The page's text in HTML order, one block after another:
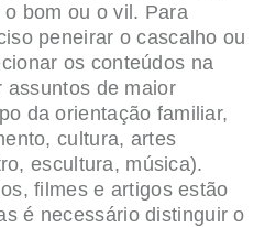
bom ou o vil. Para
peneirar o cascalho ou
os conteúdos na
assuntos de maior
da orientação familiar,
cultura, artes
escultura, música).
filmes e artigos estão
é necessário distinguir o